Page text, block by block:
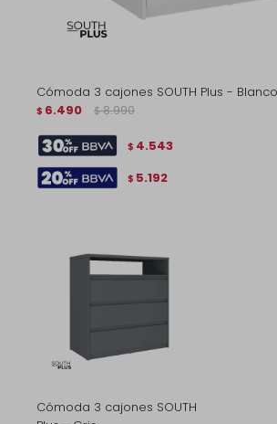
Cómoda 3 cajones SOUTH Plus - Blanco
$ 6.490 $ 8.990
$ 4.543
$ 5.192
Cómoda 3 cajones SOUTH